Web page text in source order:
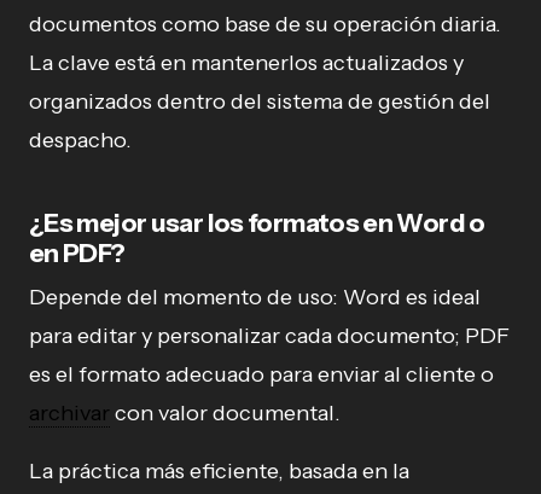
documentos como base de su operación diaria.
La clave está en mantenerlos actualizados y
organizados dentro del sistema de gestión del
despacho.
¿Es mejor usar los formatos en Word o
en PDF?
Depende del momento de uso: Word es ideal
para editar y personalizar cada documento; PDF
es el formato adecuado para enviar al cliente o
archivar con valor documental.
La práctica más eficiente, basada en la